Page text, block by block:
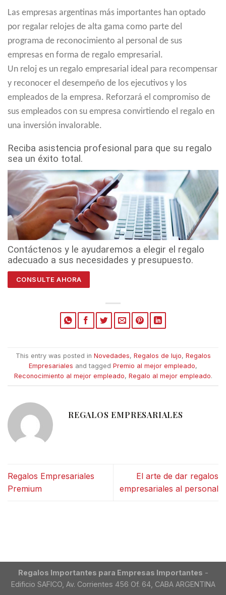
Las empresas argentinas más importantes han optado
por regalar relojes de alta gama como parte del
programa de reconocimiento al personal de sus
empresas en forma de regalo empresarial.
Un reloj es un regalo empresarial ideal para recompensar
y reconocer el desempeño de los ejecutivos y los
empleados de la empresa. Reforzará el compromiso de
sus empleados con su empresa convirtiendo el regalo en
una inversión invalorable.
Reciba asistencia profesional para que su regalo
sea un éxito total.
Contáctenos y l e ayudaremos a elegir el regalo
adecuado a sus necesidades y presupuesto.
CONSULTE AHORA
This entry was posted in Novedades, Regalos de lujo, Regalos
Empresariales and tagged Premio al mejor empleado,
Reconocimiento al mejor empleado, Regalo al mejor empleado.
REGALOS EMPRESARIALES
Regalos Empresariales
Premium
El arte de dar regalos
empresariales al personal
Regalos Importantes para Empresas Importantes -
Edificio SAFICO, Av. Corrientes 456 Of. 64, CABA ARGENTINA